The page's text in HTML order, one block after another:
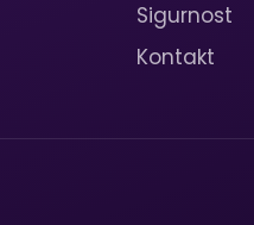
Sigurnost
Kontakt